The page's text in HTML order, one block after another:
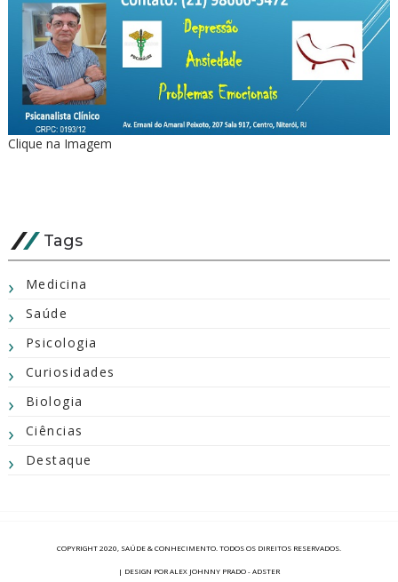
Clique na Imagem
Tags
Medicina
Saúde
Psicologia
Curiosidades
Biologia
Ciências
Destaque
COPYRIGHT 2020, SAÚDE & CONHECIMENTO. TODOS OS DIREITOS RESERVADOS.
| DESIGN POR ALEX JOHNNY PRADO - ADSTER